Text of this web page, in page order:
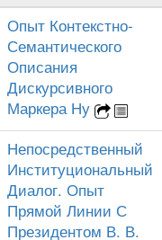
Опыт Контекстно-
Семантического
Описания
Дискурсивного
Маркера Ну
Непосредственный
Институциональный
Диалог. Опыт
Прямой Линии С
Президентом В. В.